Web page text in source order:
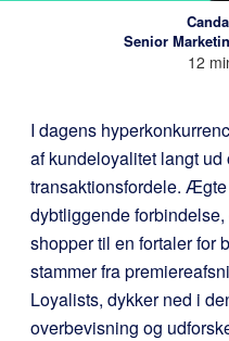
Senior
12
I dagens
af kundeloyalitet langt
transaktionsfordele.
dybtliggende
shopper til en fortaler for
stammer fra
Loyalists, dykker ned i
overbevisning og